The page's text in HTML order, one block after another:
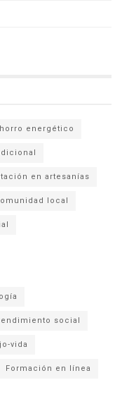
energético
en artesanías
local
social
vida
Formación en línea